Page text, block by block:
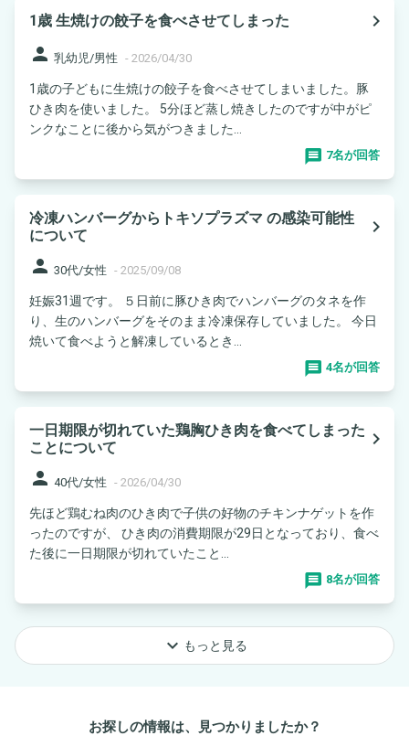
1歳 生焼けの餃子を食べさせてしまった
navigate_next
person 乳幼児/男性 - 2026/04/30
1歳の子どもに生焼けの餃子を食べさせてしまいました。豚
ひき肉を使いました。 5分ほど蒸し焼きしたのですが中がピ
ンクなことに後から気がつきました...
7名が回答
冷凍ハンバーグからトキソプラズマ の感染可能性
について
navigate_next
person 30代/女性 - 2025/09/08
妊娠31週です。 ５日前に豚ひき肉でハンバーグのタネを作
り、生のハンバーグをそのまま冷凍保存していました。 今日
焼いて食べようと解凍しているとき...
4名が回答
一日期限が切れていた鶏胸ひき肉を食べてしまった
ことについて
navigate_next
person 40代/女性 - 2026/04/30
先ほど鶏むね肉のひき肉で子供の好物のチキンナゲットを作
ったのですが、 ひき肉の消費期限が29日となっており、食べ
た後に一日期限が切れていたこと...
8名が回答
keyboard_arrow_down もっと見る
お探しの情報は、見つかりましたか？